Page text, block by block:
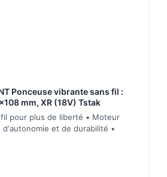
Ponceuse vibrante sans fil :
mm, XR (18V) Tstak
pour plus de liberté • Moteur
et de durabilité •